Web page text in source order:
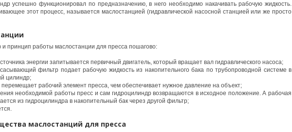
успешно функционировал по предназначению, в него необходимо накачивать рабочую жидкость.
этот процесс, называется маслостанцией (гидравлической насосной станцией или же просто
принцип работы маслостанции для пресса пошагово:
энергии запитывается первичный двигатель, который вращает вал гидравлического насоса;
фильтр подает рабочую жидкость из накопительного бака по трубопроводной системе в
цилиндр;
перемещает рабочий элемент пресса, чем обеспечивает нужное давление на объект;
необходимой работы пресс и сам гидроцилиндр возвращаются в исходное положение. А рабочая
из гидроцилиндра в накопительный бак через другой фильтр;
маслостанций для пресса